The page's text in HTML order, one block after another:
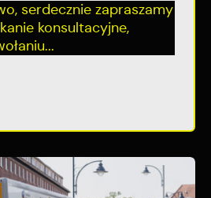
serdecznie zapraszamy
konsultacyjne,